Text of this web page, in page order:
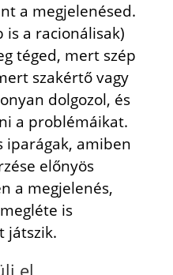
a megjelenésed.
is a racionálisak)
téged, mert szép
szakértő vagy
dolgozol, és
a problémáikat.
iparágak, amiben
előnyös
a megjelenés,
is
játszik.
el